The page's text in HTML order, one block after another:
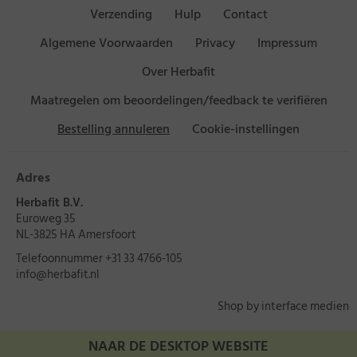
Verzending Hulp
Contact
Algemene Voorwaarden
Privacy
Impressum
Over Herbafit
Maatregelen om beoordelingen/feedback te verifiëren
Bestelling annuleren
Cookie-instellingen
Adres
Herbafit B.V.
Euroweg 35
NL-3825 HA Amersfoort
Telefoonnummer+31 33 4766-105
info@herbafit.nl
Shop by interface medien
NAAR DE DESKTOP WEBSITE